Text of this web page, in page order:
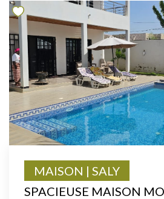
SPACIEUSE MAISON
MAISON | SALY